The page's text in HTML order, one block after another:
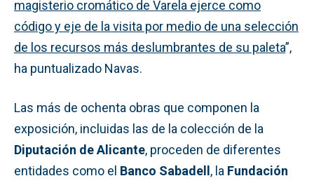
magisterio cromático de Varela ejerce como
código y eje de la visita por medio de una selección
de los recursos más deslumbrantes de su paleta”,
ha puntualizado Navas.
Las más de ochenta obras que componen la
exposición, incluidas las de la colección de la
Diputación de Alicante, proceden de diferentes
entidades como el Banco Sabadell, la Fundación